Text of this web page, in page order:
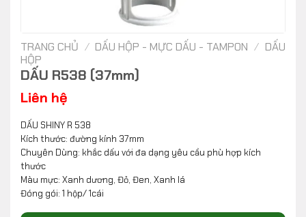
TRANG CHỦ / DẤU HỘP - MỰC DẤU - TAMPON / DẤU
HỘP
DẤU R538 (37mm)
Liên hệ
DẤU SHINY R 538
Kích thước: đường kính 37mm
Chuyên Dùng: khắc dấu với đa dạng yêu cầu phù hợp kích
thước
Màu mực: Xanh dương, Đỏ, Đen, Xanh lá
Đóng gói: 1 hộp/ 1cái